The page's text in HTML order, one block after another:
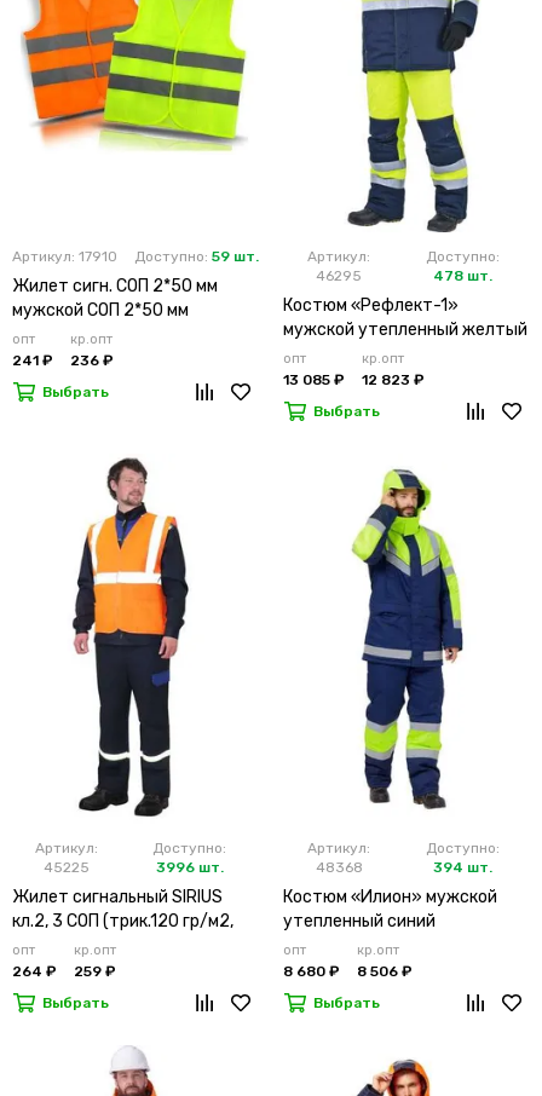
Артикул: 17910 Доступно: 59 шт.
Жилет сигн. СОП 2*50 мм
мужской СОП 2*50 мм
опт
241 ₽
кр.опт
236 ₽
Выбрать
Артикул:
46295
Доступно:
478 шт.
Костюм «Рефлект-1»
мужской утепленный желтый
с п/к
опт
13 085 ₽
кр.опт
12 823 ₽
Выбрать
Артикул:
45225
Доступно:
3996 шт.
Жилет сигнальный SIRIUS
кл.2, 3 СОП (трик.120 гр/м2,
карманы) оранжевый
опт
264 ₽
кр.опт
259 ₽
Выбрать
Артикул:
48368
Доступно:
394 шт.
Костюм «Илион» мужской
утепленный синий
опт
8 680 ₽
кр.опт
8 506 ₽
Выбрать